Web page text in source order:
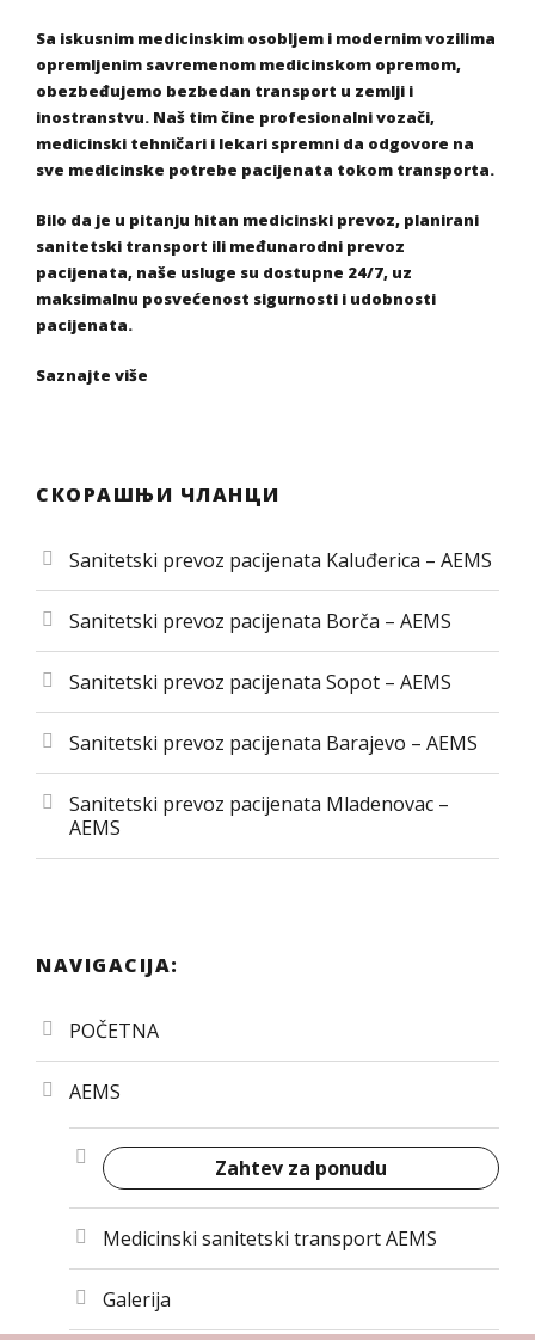
Sa iskusnim medicinskim osobljem i modernim vozilima
opremljenim savremenom medicinskom opremom,
obezbeđujemo bezbedan transport u zemlji i
inostranstvu. Naš tim čine profesionalni vozači,
medicinski tehničari i lekari spremni da odgovore na
sve medicinske potrebe pacijenata tokom transporta.
Bilo da je u pitanju hitan medicinski prevoz, planirani
sanitetski transport ili međunarodni prevoz
pacijenata, naše usluge su dostupne 24/7, uz
maksimalnu posvećenost sigurnosti i udobnosti
pacijenata.
Saznajte više
СКОРАШЊИ ЧЛАНЦИ
Sanitetski prevoz pacijenata Kaluđerica – AEMS
Sanitetski prevoz pacijenata Borča – AEMS
Sanitetski prevoz pacijenata Sopot – AEMS
Sanitetski prevoz pacijenata Barajevo – AEMS
Sanitetski prevoz pacijenata Mladenovac –
AEMS
NAVIGACIJA:
POČETNA
AEMS
Zahtev za ponudu
Medicinski sanitetski transport AEMS
Galerija